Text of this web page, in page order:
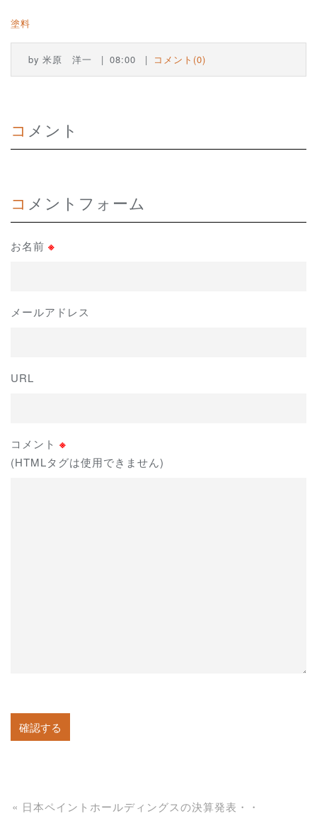
塗料
by 米原 洋一 08:00 コメント(0)
コメント
コメントフォーム
お名前 ※
メールアドレス
URL
コメント ※
(HTMLタグは使用できません)
« 日本ペイントホールディングスの決算発表・・